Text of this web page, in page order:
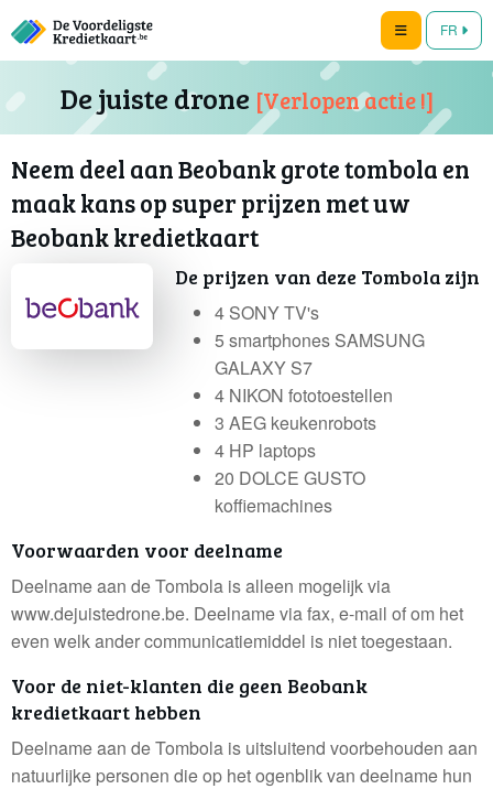
FR
De juiste drone [Verlopen actie !]
Neem deel aan Beobank grote tombola en
maak kans op super prijzen met uw
Beobank kredietkaart
De prijzen van deze Tombola zijn
4 SONY TV's
5 smartphones SAMSUNG
GALAXY S7
4 NIKON fototoestellen
3 AEG keukenrobots
4 HP laptops
20 DOLCE GUSTO
koffiemachines
Voorwaarden voor deelname
Deelname aan de Tombola is alleen mogelijk via
www.dejuistedrone.be. Deelname via fax, e-mail of om het
even welk ander communicatiemiddel is niet toegestaan.
Voor de niet-klanten die geen Beobank
kredietkaart hebben
Deelname aan de Tombola is uitsluitend voorbehouden aan
natuurlijke personen die op het ogenblik van deelname hun